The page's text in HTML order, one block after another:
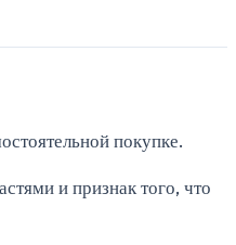
покупке.
и признак того, что